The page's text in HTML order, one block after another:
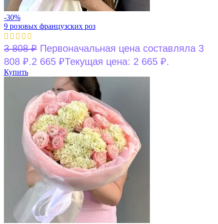
-30%
9 розовых французских роз
3 808₽ Первоначальная цена составляла 3
808 ₽.2 665 ₽Текущая цена: 2 665 ₽.
Купить